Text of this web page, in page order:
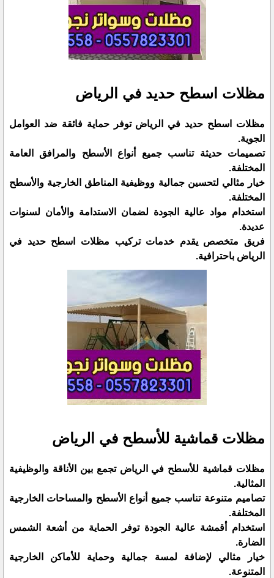
مظلات اسطح حديد في الرياض
مظلات اسطح حديد في الرياض توفر حماية فائقة ضد العوامل
الجوية.
تصميمات حديثة تناسب جميع أنواع الأسطح والمرافق العامة
المختلفة.
خيار مثالي لتحسين جمالية ووظيفية المناطق الخارجية والأسطح
المختلفة.
استخدام مواد عالية الجودة لضمان الاستدامة والأمان لسنوات
عديدة.
فريق متخصص يقدم خدمات تركيب مظلات اسطح حديد في
الرياض باحترافية.
مظلات قماشية للأسطح في الرياض
مظلات قماشية للأسطح في الرياض تجمع بين الأناقة والوظيفية
المثالية.
تصاميم متنوعة تناسب جميع أنواع الأسطح والمساحات الخارجية
المختلفة.
استخدام أقمشة عالية الجودة توفر الحماية من أشعة الشمس
الضارة.
خيار مثالي لإضافة لمسة جمالية وحماية للأماكن الخارجية
المتنوعة.